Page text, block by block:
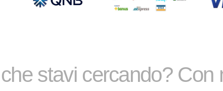
stavi cercando? Con